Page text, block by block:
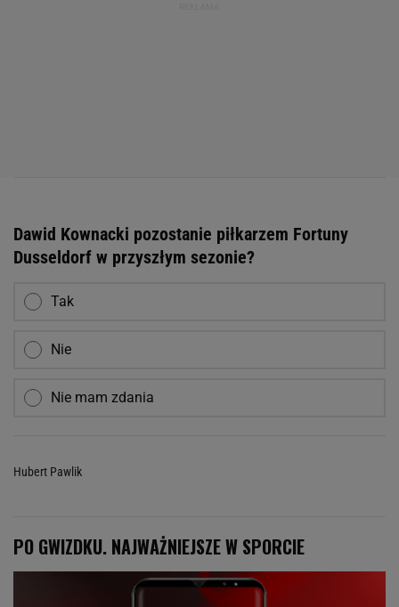
Dawid Kownacki pozostanie piłkarzem Fortuny
Dusseldorf w przyszłym sezonie?
Tak
Nie
Nie mam zdania
Hubert Pawlik